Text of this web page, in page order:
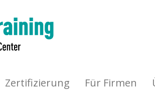
Zertifizierung Für Firmen